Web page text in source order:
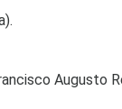
Augusto